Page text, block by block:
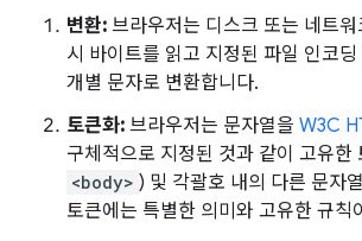
변환: 브라우저는 디스크 또는 네트
시 바이트를 읽고 지정된 파일 인코
개별 문자로 변환합니다.
토큰화: 브라우저는 문자열을 W3C
구체적으로 지정된 것과 같이 고유한
<body> ) 및 각괄호 내의 다른 문자
토큰에는 특별한 의미와 고유한 규칙